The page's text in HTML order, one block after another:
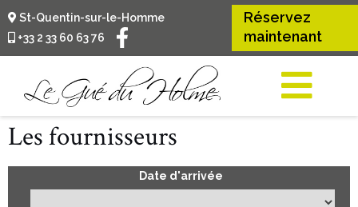
St-Quentin-sur-le-Homme
+33 2 33 60 63 76
Réservez
maintenant
Les fournisseurs
Date d'arrivée